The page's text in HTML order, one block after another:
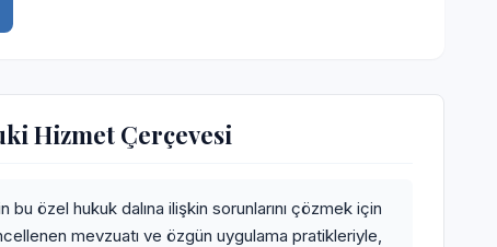
Hizmet Çerçevesi
bu özel hukuk dalına ilişkin sorunlarını çözmek için
mevzuatı ve özgün uygulama pratikleriyle,